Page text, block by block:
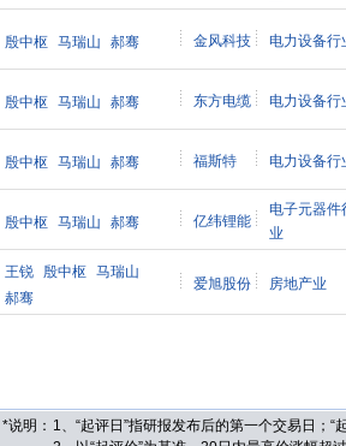
殷中枢 马瑞山 郝骞 金风科技 电力设备行
殷中枢 马瑞山 郝骞 东方电缆 电力设备行
殷中枢 马瑞山 郝骞 福斯特 电力设备行
殷中枢 马瑞山 郝骞 亿纬锂能
电子元器件
业
王锐 殷中枢 马瑞山
郝骞
爱旭股份 房地产业
*说明： 1、“起评日”指研报发布后的第一个交易日；